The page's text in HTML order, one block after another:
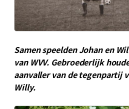
Samen speelden Johan en
van WVV. Gebroederlijk
aanvaller van de tegenpartij
Willy.